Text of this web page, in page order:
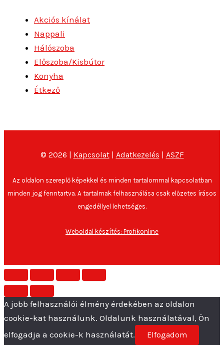
Akciós kínálat
Nappali
Hálószoba
Előszoba/Kisbútor
Konyha
Étkező
© 2026 | Kapcsolat| Adatkezelés | ASZF
Az oldalon szereplő képekkel és minden tartalommal kapcsolatban
minden jog fenntartva. A tartalmak felhasználása csak előzetes írásos
engedéllyel lehetséges.
Weboldal készítés: Profikonline
A jobb felhasználói élmény érdekében az oldalon
cookie-kat használunk. Oldalunk használatával, Ön
elfogadja a cookie-k használatát.
Elfogadom